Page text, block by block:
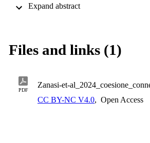
contempo, si avvalgono di forme
Files and links (1)
PDF
Zanasi-et-
CC BY-NC V4.0, Open Access